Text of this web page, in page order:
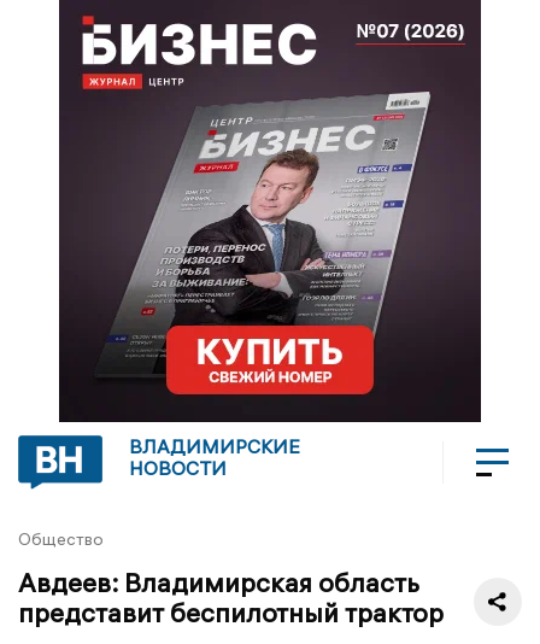
ВЛАДИМИРСКИЕ
НОВОСТИ
Общество
Авдеев: Владимирская область
представит беспилотный трактор